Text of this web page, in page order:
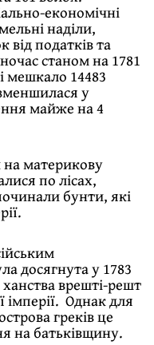
економічні
наділи,
від податків та
станом на 1781
мешкало 14483
у
майже на 4
материкову
по лісах,
бунти, які
досягнута у 1783
врешті-решт
імперії. Однак для
греків це
на батьківщину.